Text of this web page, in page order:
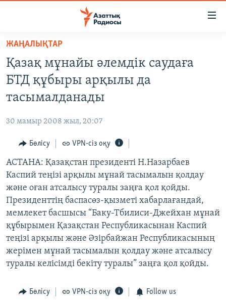
Skip
main
content
main
Navigation
Search
САЯСАТ
AZATTYQTV
АДАМ ҚҰҚЫҚТАРЫ
ӘЛЕУМЕТ
ӘЛЕМ
АРНАЙЫ ЖОБАЛАР
Русский
ЖАЗЫЛЫҢЫЗ
ЖАҢАЛЫҚТАР
Қазақ мұнайы әлемдік саудаға
БТД құбыры арқылы да
тасымалданады
30 мамыр 2008 жыл, 20:07
Бөлісу VPN-сіз оқу
АСТАНА: Қазақстан президенті Н.Назарбаев
Каспий теңізі арқылы мұнай тасымалын қолдау
және оған атсалысу туралы заңға қол қойды.
Президенттің баспасөз-қызметі хабарлағандай,
мемлекет басшысы “Баку-Тбилиси-Джейхан мұнай
құбырымен Қазақстан Республикасынан Каспий
теңізі арқылы және Әзірбайжан Республикасының
жерімен мұнай тасымалын қолдау және атсалысу
туралы келісімді бекіту туралы” заңға қол қойды.
Бөлісу VPN-сіз оқу Follow us